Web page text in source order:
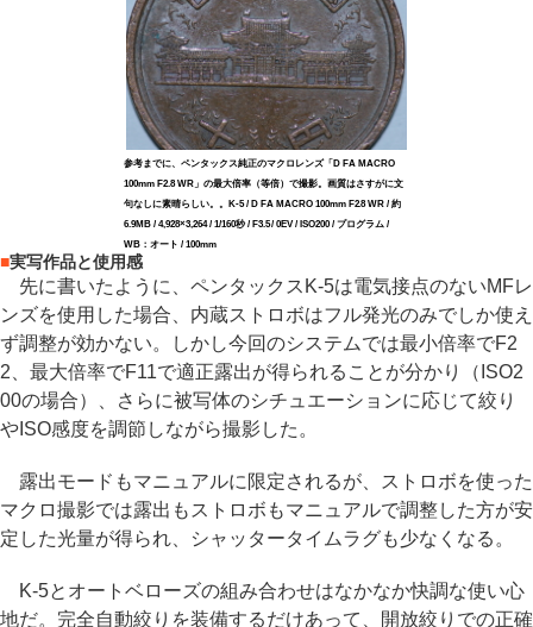
参考までに、ペンタックス純正のマクロレンズ「D FA MACRO
100mm F2.8 WR」の最大倍率（等倍）で撮影。画質はさすがに文
句なしに素晴らしい。。K-5 / D FA MACRO 100mm F2.8 WR / 約
6.9MB / 4,928×3,264 / 1/160秒 / F3.5 / 0EV / ISO200 / プログラム /
WB：オート / 100mm
■実写作品と使用感
先に書いたように、ペンタックスK-5は電気接点のないMFレ
ンズを使用した場合、内蔵ストロボはフル発光のみでしか使え
ず調整が効かない。しかし今回のシステムでは最小倍率でF2
2、最大倍率でF11で適正露出が得られることが分かり（ISO2
00の場合）、さらに被写体のシチュエーションに応じて絞り
やISO感度を調節しながら撮影した。
露出モードもマニュアルに限定されるが、ストロボを使った
マクロ撮影では露出もストロボもマニュアルで調整した方が安
定した光量が得られ、シャッタータイムラグも少なくなる。
K-5とオートベローズの組み合わせはなかなか快調な使い心
地だ。完全自動絞りを装備するだけあって、開放絞りでの正確